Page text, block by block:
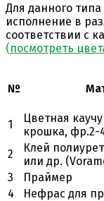
Для данного
исполнение в
соответствии с
(посмотреть
№
1
Цветная
крошка, фр.2-
2
Клей
или др.
3
Праймер
4
Нефрас для